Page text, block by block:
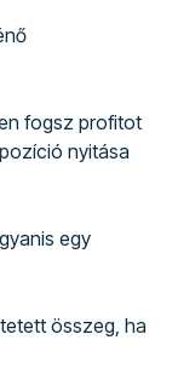
fogsz profitot
nyitása
egy
összeg, ha